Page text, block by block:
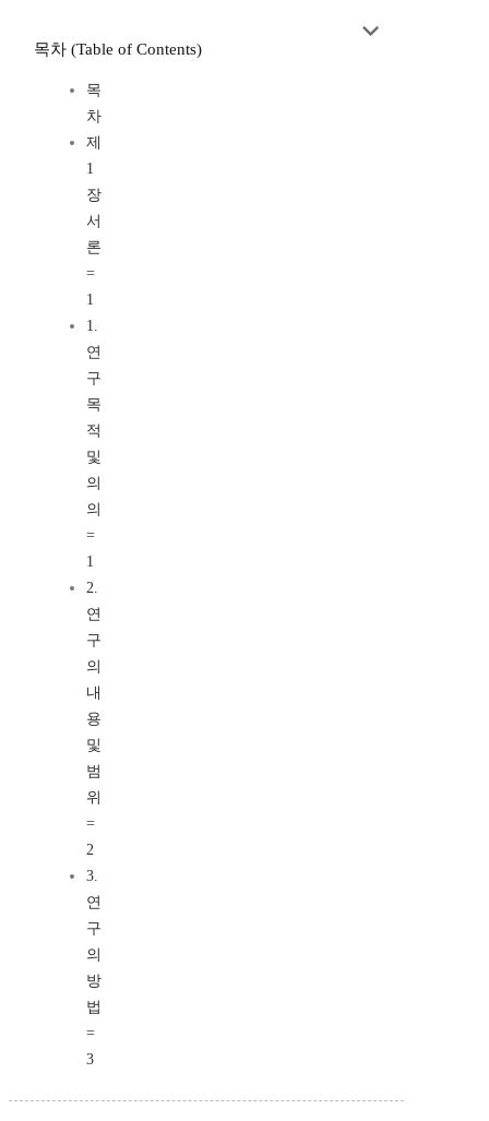
목차 (Table of Contents)
목
차
제
1
장
서
론
=
1
1.
연
구
목
적
및
의
의
=
1
2.
연
구
의
내
용
및
범
위
=
2
3.
연
구
의
방
법
=
3